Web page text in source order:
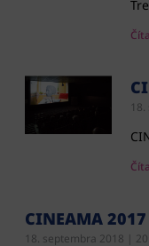
CINEAMA
18. septembra 2018